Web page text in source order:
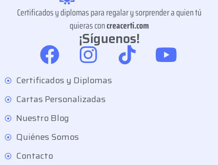
Certificados y diplomas para regalar y sorprender a quien tú
quieras concreacerti.com
¡Síguenos!
Certificados y Diplomas
Cartas Personalizadas
Nuestro Blog
Quiénes Somos
Contacto